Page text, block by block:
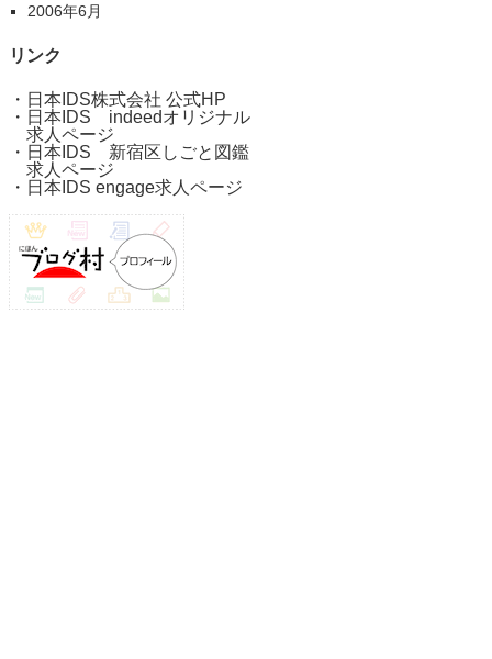
2006年6月
リンク
・ 日本IDS株式会社 公式HP
・ 日本IDS indeedオリジナル
求人ページ
・ 日本IDS 新宿区しごと図鑑
求人ページ
・ 日本IDS engage求人ページ